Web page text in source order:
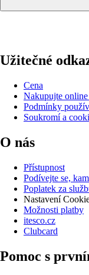
Užitečné
Cena
Nakupujte online
Podmínky
Soukromí a
O nás
Přístupnost
Podívejte se,
Poplatek za
Nastavení
Možnosti platby
itesco.cz
Clubcard
Pomoc s